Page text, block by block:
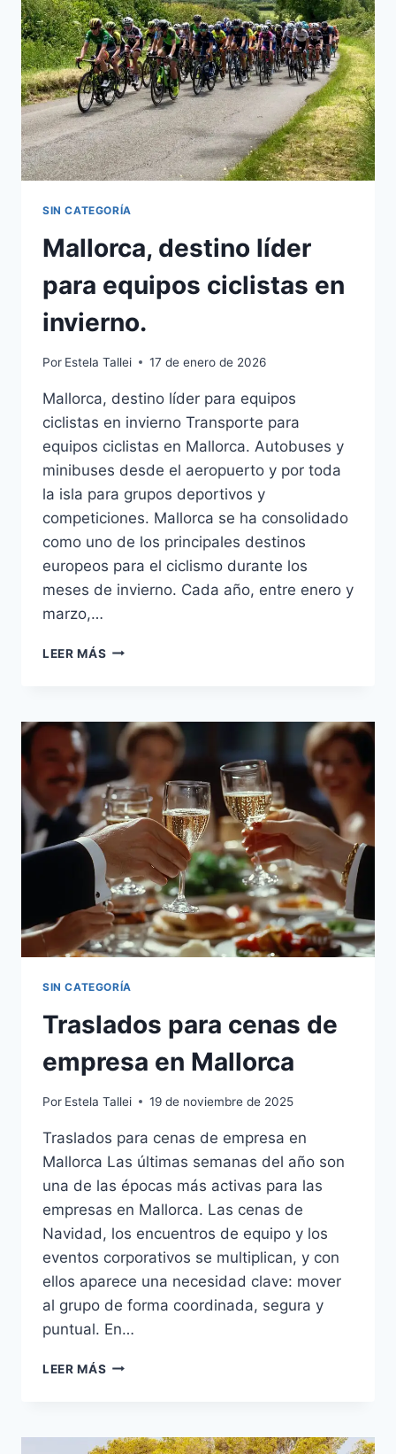
SIN CATEGORÍA
Mallorca, destino líder
para equipos ciclistas en
invierno.
Por Estela Tallei 17 de enero de 2026
Mallorca, destino líder para equipos
ciclistas en invierno Transporte para
equipos ciclistas en Mallorca. Autobuses y
minibuses desde el aeropuerto y por toda
la isla para grupos deportivos y
competiciones. Mallorca se ha consolidado
como uno de los principales destinos
europeos para el ciclismo durante los
meses de invierno. Cada año, entre enero y
marzo,…
LEER MÁS
SIN CATEGORÍA
Traslados para cenas de
empresa en Mallorca
Por Estela Tallei 19 de noviembre de 2025
Traslados para cenas de empresa en
Mallorca Las últimas semanas del año son
una de las épocas más activas para las
empresas en Mallorca. Las cenas de
Navidad, los encuentros de equipo y los
eventos corporativos se multiplican, y con
ellos aparece una necesidad clave: mover
al grupo de forma coordinada, segura y
puntual. En…
LEER MÁS